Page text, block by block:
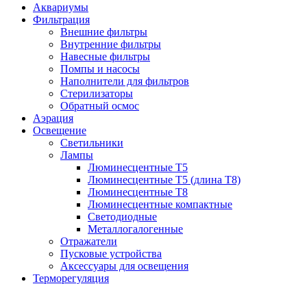
Аквариумы
Фильтрация
Внешние фильтры
Внутренние фильтры
Навесные фильтры
Помпы и насосы
Наполнители для фильтров
Стерилизаторы
Обратный осмос
Аэрация
Освещение
Светильники
Лампы
Люминесцентные T5
Люминесцентные T5 (длина T8)
Люминесцентные T8
Люминесцентные компактные
Светодиодные
Металлогалогенные
Отражатели
Пусковые устройства
Аксессуары для освещения
Терморегуляция